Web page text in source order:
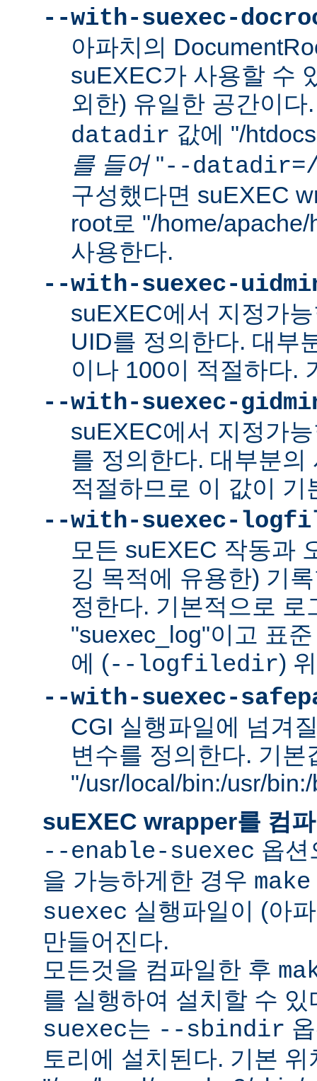
--with-suexec-
아파치의
suEXEC가 사용할 수
외한) 유일한 공간이
datadir 값에 "/
를 들어"--datadir=/
구성했다면 suEXEC
root로 "/home/
사용한다.
--with-suexec-
suEXEC에서 지정가
UID를 정의한다. 대부
이나 100이 적절하다.
--with-suexec-
suEXEC에서 지정가
를 정의한다. 대부분의
적절하므로 이 값이 기
--with-suexec-
모든 suEXEC 작동과
깅 목적에 유용한) 기
정한다. 기본적으로 로
"suexec_log"이고 표
에 (--logfiledir)
--with-suexec-
CGI 실행파일에 넘겨
변수를 정의한다. 기본
"/usr/local/bin:/usr/
suEXEC wrapper를 컴
--enable-suexec 옵션
을 가능하게한 경우 make
suexec 실행파일이 (아
만들어진다.
모든것을 컴파일한 후
를 실행하여 설치할 수
suexec는 --sbindir
토리에 설치된다. 기본 위